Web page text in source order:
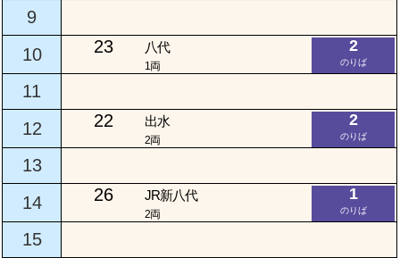
9
10
23 八代
1両
2
のりば
11
12
22 出水
2両
2
のりば
13
14
26 JR新八代
2両
1
のりば
15